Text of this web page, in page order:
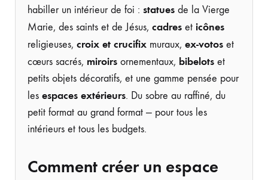
habiller un intérieur de foi : statues de la Vierge
Marie, des saints et de Jésus, cadres et icônes
religieuses, croix et crucifix muraux, ex-votos et
cœurs sacrés, miroirs ornementaux, bibelots et
petits objets décoratifs, et une gamme pensée pour
les espaces extérieurs. Du sobre au raffiné, du
petit format au grand format — pour tous les
intérieurs et tous les budgets.
Comment créer un espace